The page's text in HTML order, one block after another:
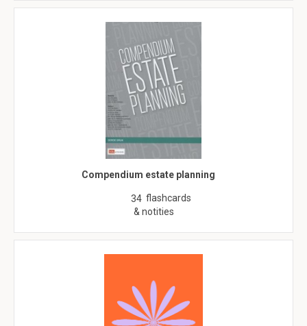
Compendium estate planning
34 flashcards
& notities